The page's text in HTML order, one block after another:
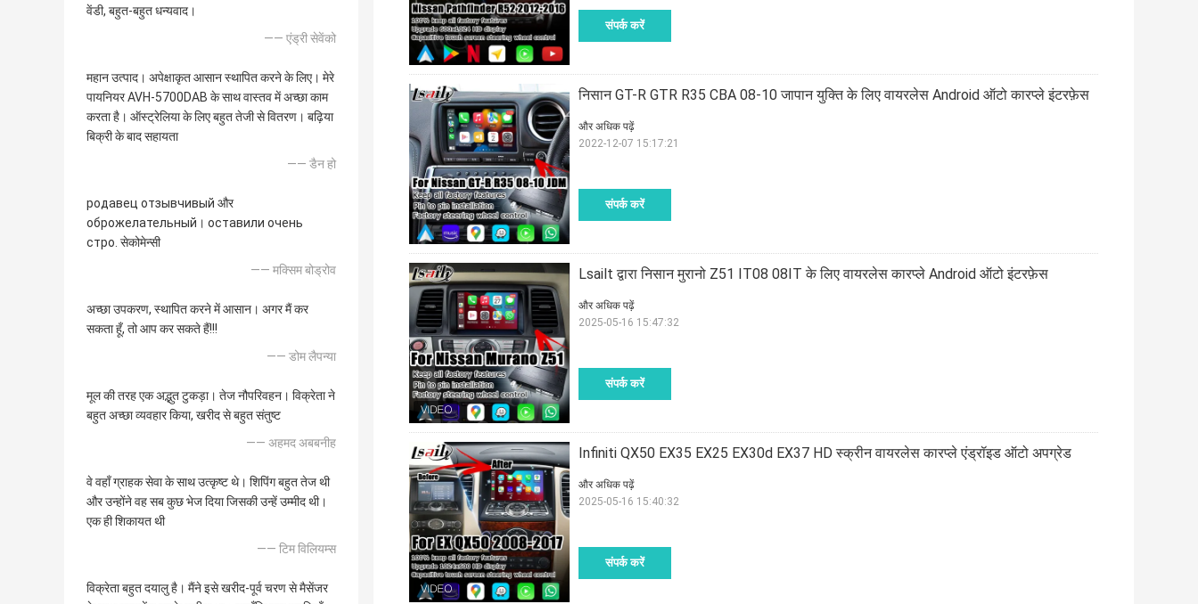
वेंडी, बहुत-बहुत धन्यवाद।
—— एंड्री सेवेंको
महान उत्पाद। अपेक्षाकृत आसान स्थापित करने के लिए। मेरे
पायनियर AVH-5700DAB के साथ वास्तव में अच्छा काम
करता है। ऑस्ट्रेलिया के लिए बहुत तेजी से वितरण। बढ़िया
बिक्री के बाद सहायता
—— डैन हो
родавец отзывчивый और
оброжелательный। оставили очень
стро. सेकोमेन्सी
—— मक्सिम बोड्रोव
अच्छा उपकरण, स्थापित करने में आसान। अगर मैं कर
सकता हूँ, तो आप कर सकते हैं!!!
—— डोम लैपन्या
मूल की तरह एक अद्भुत टुकड़ा। तेज नौपरिवहन। विक्रेता ने
बहुत अच्छा व्यवहार किया, खरीद से बहुत संतुष्ट
—— अहमद अबबनीह
वे वहाँ ग्राहक सेवा के साथ उत्कृष्ट थे। शिपिंग बहुत तेज थी
और उन्होंने वह सब कुछ भेज दिया जिसकी उन्हें उम्मीद थी।
एक ही शिकायत थी
—— टिम विलियम्स
विक्रेता बहुत दयालु है। मैंने इसे खरीद-पूर्व चरण से मैसेंजर
संपर्क करें
निसान GT-R GTR R35 CBA 08-10 जापान युक्ति के लिए वायरलेस Android ऑटो कारप्ले इंटरफ़ेस
संपर्क करें
और अधिक पढ़ें
2022-12-07 15:17:21
Lsailt द्वारा निसान मुरानो Z51 IT08 08IT के लिए वायरलेस कारप्ले Android ऑटो इंटरफ़ेस
संपर्क करें
और अधिक पढ़ें
2025-05-16 15:47:32
Infiniti QX50 EX35 EX25 EX30d EX37 HD स्क्रीन वायरलेस कारप्ले एंड्रॉइड ऑटो अपग्रेड
संपर्क करें
और अधिक पढ़ें
2025-05-16 15:40:32